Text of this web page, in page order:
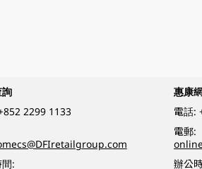
2299 1133
:
惠康
電話:
電郵:
辦公